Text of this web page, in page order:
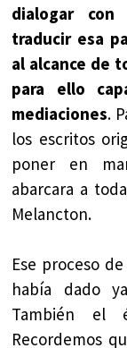
dialogar con
traducir esa
al alcance de
para ello
mediaciones.
los escritos
poner en
abarcara a
Melancton.
Ese proceso
había dado
También el
Recordemos